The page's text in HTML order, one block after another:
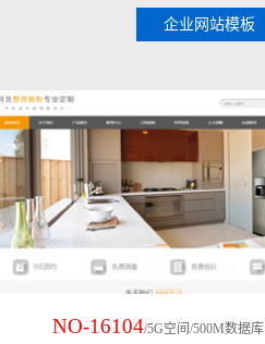
企业网站模板
NO-16104/5G空间/500M数据库